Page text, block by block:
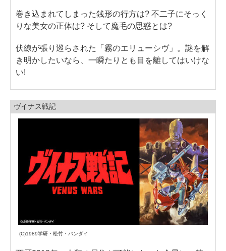
巻き込まれてしまった銭形の行方は? 不二子にそっく
りな美女の正体は? そして魔毛の思惑とは?
伏線が張り巡らされた「霧のエリューシヴ」。謎を解
き明かしたいなら、一瞬たりとも目を離してはいけな
い!
ヴイナス戦記
(C)1989学研・松竹・バンダイ